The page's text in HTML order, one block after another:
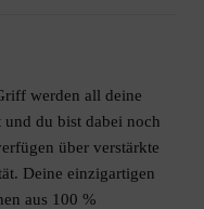
werden all deine
und du bist dabei noch
über verstärkte
Deine einzigartigen
aus 100 %